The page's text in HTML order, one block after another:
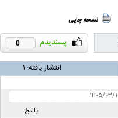
نسخه چاپی
0
انتشار یافته: ۱
پاسخ